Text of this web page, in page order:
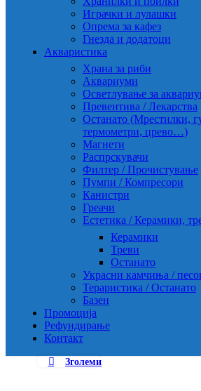
Играчки и лулашки
Опрема за кафез
Гнезда и додатоци
Акваристика
Храна за риби
Аквариуми
Осветлување за
Превентива / Лекарства
Останато (Мрестилки,
термометри, црево…)
Магнети
Распрскувачи
Филтер / Прочистување
Пумпи / Компресори
Канистри
Греачи
Естетика / Керамики,
Керамики
Треви
Останато
Украсни камчиња /
Тераристика / Останато
Базен
Промоција
Рефундирање
Контакт
Зголеми